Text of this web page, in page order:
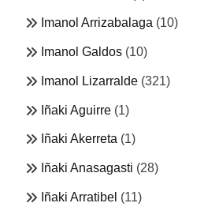
Imanol Arrizabalaga (10)
Imanol Galdos (10)
Imanol Lizarralde (321)
Iñaki Aguirre (1)
Iñaki Akerreta (1)
Iñaki Anasagasti (28)
Iñaki Arratibel (11)